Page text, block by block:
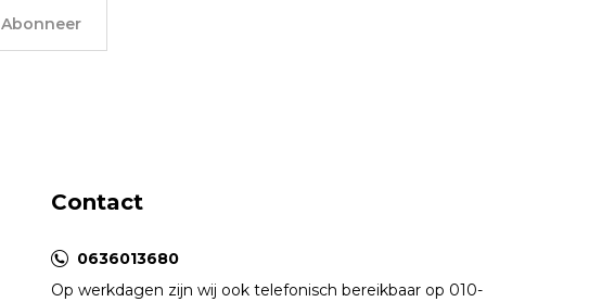
Abonneer
Contact
0636013680
Op werkdagen zijn wij ook telefonisch bereikbaar op 010-